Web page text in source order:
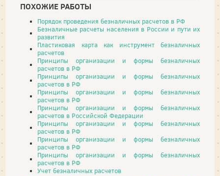
ПОХОЖИЕ РАБОТЫ
Порядок проведения безналичных расчетов в РФ
Безналичные расчеты населения в России и пути их
развития
Пластиковая карта как инструмент безналичных
расчетов
Принципы организации и формы безналичных
расчетов в РФ
Принципы организации и формы безналичных
расчетов в РФ
Принципы организации и формы безналичных
расчетов в РФ
Принципы организации и формы безналичных
расчетов в Российской Федерации
Принципы организации и формы безналичных
расчетов в РФ
Принципы организации и формы безналичных
расчетов в РФ
Принципы организации и формы безналичных
расчетов в РФ
Учет безналичных расчетов